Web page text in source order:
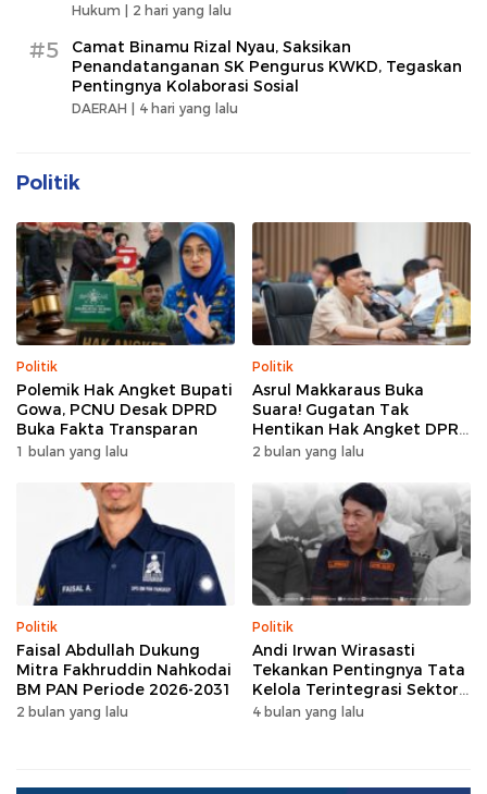
Hukum | 2 hari yang lalu
#5
Camat Binamu Rizal Nyau, Saksikan
Penandatanganan SK Pengurus KWKD, Tegaskan
Pentingnya Kolaborasi Sosial
DAERAH | 4 hari yang lalu
Politik
Politik
Polemik Hak Angket Bupati
Gowa, PCNU Desak DPRD
Buka Fakta Transparan
1 bulan yang lalu
Politik
Asrul Makkaraus Buka
Suara! Gugatan Tak
Hentikan Hak Angket DPRD
Gowa
2 bulan yang lalu
Politik
Faisal Abdullah Dukung
Mitra Fakhruddin Nahkodai
BM PAN Periode 2026-2031
2 bulan yang lalu
Politik
Andi Irwan Wirasasti
Tekankan Pentingnya Tata
Kelola Terintegrasi Sektor
Peternakan Sulsel
4 bulan yang lalu